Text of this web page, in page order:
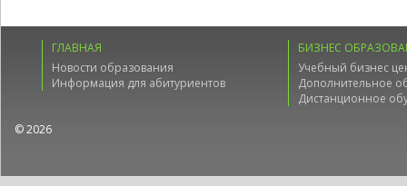
ГЛАВНАЯ
Новости образования
Информация для абитуриентов
БИЗНЕС
Учебный бизнес
Дополнительное
Дистанционное
© 2026